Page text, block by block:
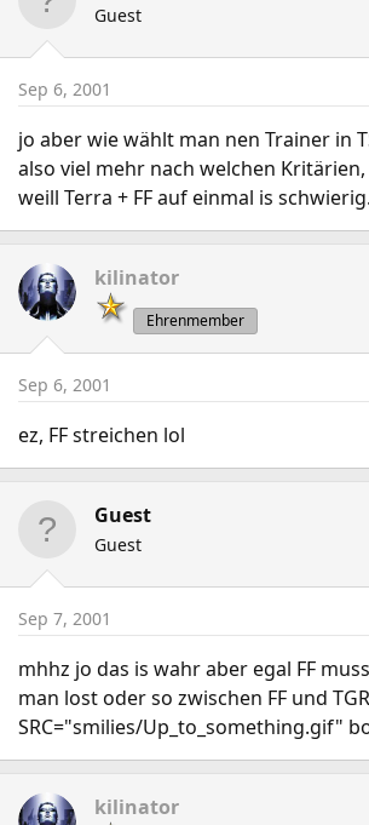
Guest
Sep 6, 2001
jo aber wie wählt man nen Trainer in
also viel mehr nach welchen Kritärien,
weill Terra + FF auf einmal is
kilinator
Ehrenmember
Sep 6, 2001
ez, FF streichen lol
Guest
Guest
Sep 7, 2001
mhhz jo das is wahr aber egal FF
man lost oder so zwischen FF und
SRC="smilies/Up_to_something.gif"
kilinator